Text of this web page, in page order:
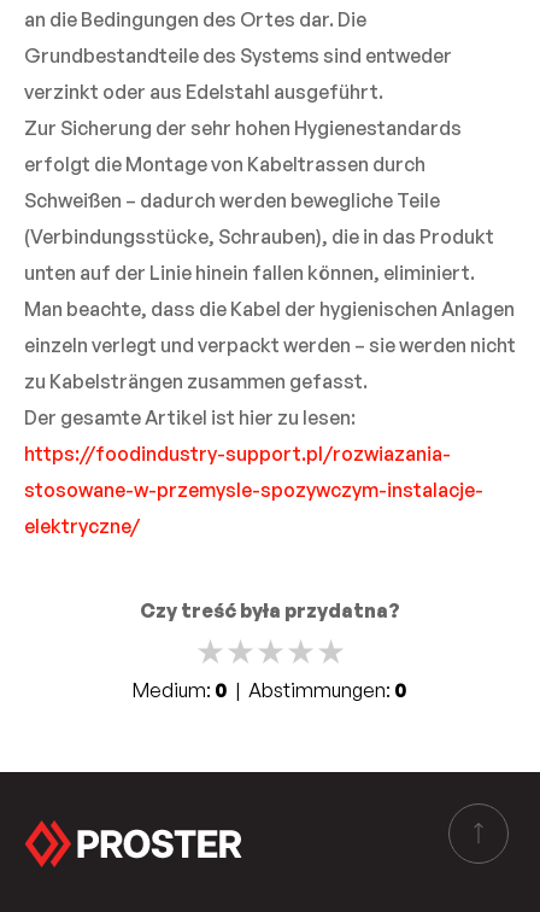
an die Bedingungen des Ortes dar. Die
Grundbestandteile des Systems sind entweder
verzinkt oder aus Edelstahl ausgeführt.
Zur Sicherung der sehr hohen Hygienestandards
erfolgt die Montage von Kabeltrassen durch
Schweißen – dadurch werden bewegliche Teile
(Verbindungsstücke, Schrauben), die in das Produkt
unten auf der Linie hinein fallen können, eliminiert.
Man beachte, dass die Kabel der hygienischen Anlagen
einzeln verlegt und verpackt werden – sie werden nicht
zu Kabelsträngen zusammen gefasst.
Der gesamte Artikel ist hier zu lesen:
https://foodindustry-support.pl/rozwiazania-
stosowane-w-przemysle-spozywczym-instalacje-
elektryczne/
Czy treść była przydatna?
★
★
★
★
★
Medium: 0 | Abstimmungen: 0